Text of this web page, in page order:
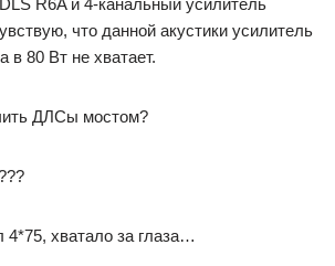
R6A и 4-канальный усилитель
что данной акустики усилитель
в 80 Вт не хватает.
ДЛСы мостом?
хватало за глаза…